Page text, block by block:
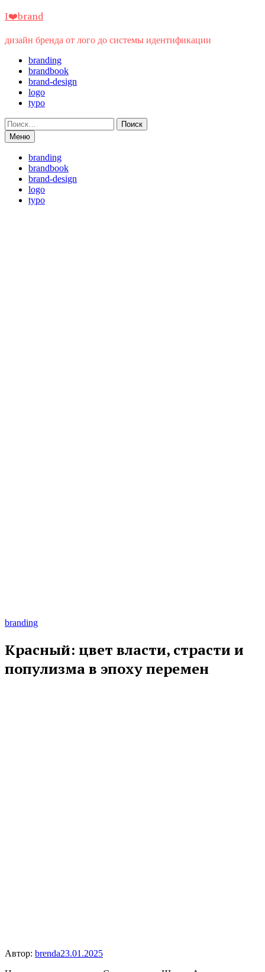
Перейти
содержимому
I❤️brand
дизайн бренда от лого до системы идентификации
branding
brandbook
brand-design
logo
typo
Найти:
Меню
branding
brandbook
brand-design
logo
typo
branding
Красный: цвет власти, страсти и
популизма в эпоху перемен
Автор: brenda23.01.2025